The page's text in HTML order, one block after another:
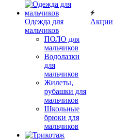
Одежда для
мальчиков
ПОЛО для
мальчиков
Водолазки
для
мальчиков
Жилеты,
рубашки для
мальчиков
Школьные
брюки для
мальчиков
Акции